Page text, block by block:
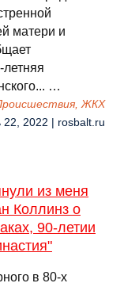
матери и
…
ЖКХ
22, 2022 | rosbalt.ru
из меня
Коллинз о
90-летии
в 80-х